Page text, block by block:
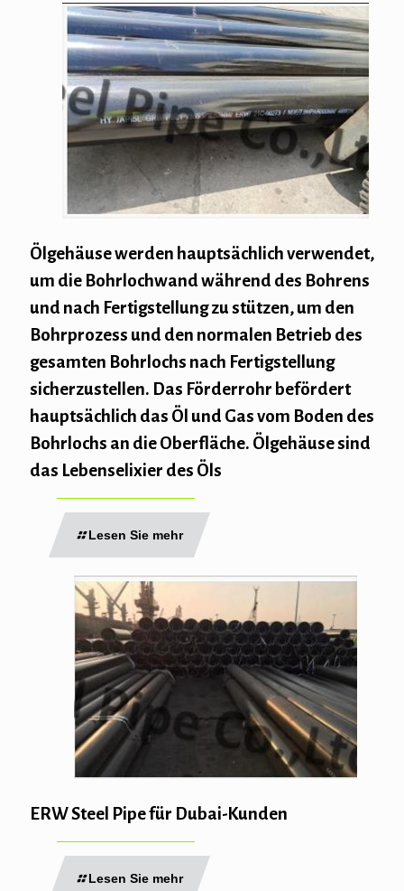
Ölgehäuse werden hauptsächlich verwendet,
um die Bohrlochwand während des Bohrens
und nach Fertigstellung zu stützen, um den
Bohrprozess und den normalen Betrieb des
gesamten Bohrlochs nach Fertigstellung
sicherzustellen. Das Förderrohr befördert
hauptsächlich das Öl und Gas vom Boden des
Bohrlochs an die Oberfläche. Ölgehäuse sind
das Lebenselixier des Öls
Lesen Sie mehr
ERW Steel Pipe für Dubai-Kunden
Lesen Sie mehr